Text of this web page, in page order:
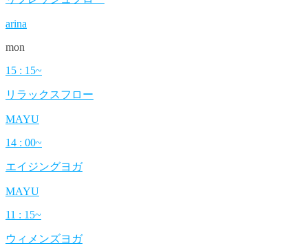
arina
mon
15 : 15~
リラックスフロー
MAYU
14 : 00~
エイジングヨガ
MAYU
11 : 15~
ウィメンズヨガ